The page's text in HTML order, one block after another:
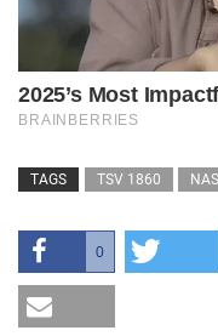
TAGS TSV 1860
0